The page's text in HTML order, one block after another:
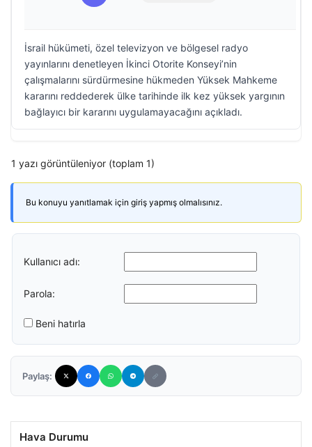
İsrail hükümeti, özel televizyon ve bölgesel radyo
yayınlarını denetleyen İkinci Otorite Konseyi’nin
çalışmalarını sürdürmesine hükmeden Yüksek Mahkeme
kararını reddederek ülke tarihinde ilk kez yüksek yargının
bağlayıcı bir kararını uygulamayacağını açıkladı.
1 yazı görüntüleniyor (toplam 1)
Bu konuyu yanıtlamak için giriş yapmış olmalısınız.
Kullanıcı adı:
Parola:
Beni hatırla
Paylaş:
Hava Durumu